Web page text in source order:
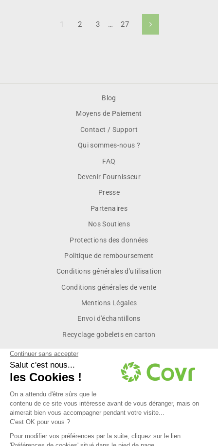
1 2 3 … 27 Suivant
Blog
Moyens de Paiement
Contact / Support
Qui sommes-nous ?
FAQ
Devenir Fournisseur
Presse
Partenaires
Nos Soutiens
Protections des données
Politique de remboursement
Conditions générales d'utilisation
Conditions générales de vente
Mentions Légales
Envoi d'échantillons
Recyclage gobelets en carton
Inscrivez vous pour recevoir les dernières actualités et des
offres exclusives réservées à nos membres.
VOUS
À
NOTRE
INFOLETTRE
contact@covrpack.com